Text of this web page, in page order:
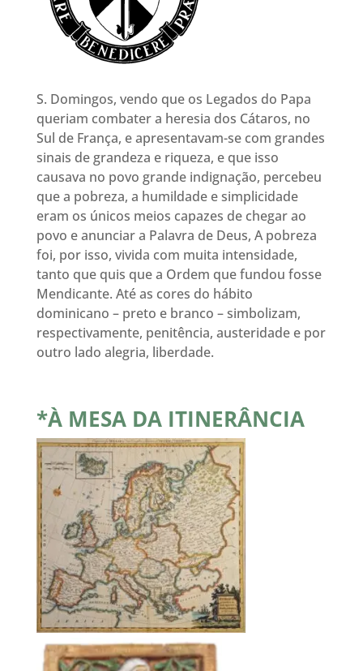
S. Domingos, vendo que os Legados do Papa
queriam combater a heresia dos Cátaros, no
Sul de França, e apresentavam-se com grandes
sinais de grandeza e riqueza, e que isso
causava no povo grande indignação, percebeu
que a pobreza, a humildade e simplicidade
eram os únicos meios capazes de chegar ao
povo e anunciar a Palavra de Deus, A pobreza
foi, por isso, vivida com muita intensidade,
tanto que quis que a Ordem que fundou fosse
Mendicante. Até as cores do hábito
dominicano – preto e branco – simbolizam,
respectivamente, penitência, austeridade e por
outro lado alegria, liberdade.
*À MESA DA ITINERÂNCIA